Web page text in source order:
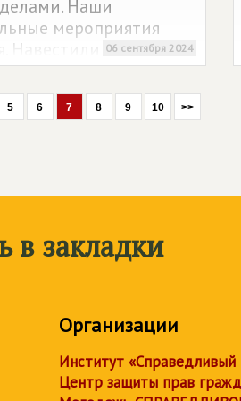
Наши
мероприятия
Навестили более ста
детям школьные
06 сентября 2024
5 6 7 8 9 10 >>
в закладки
Организации
Институт «Справедливый
Центр защиты прав